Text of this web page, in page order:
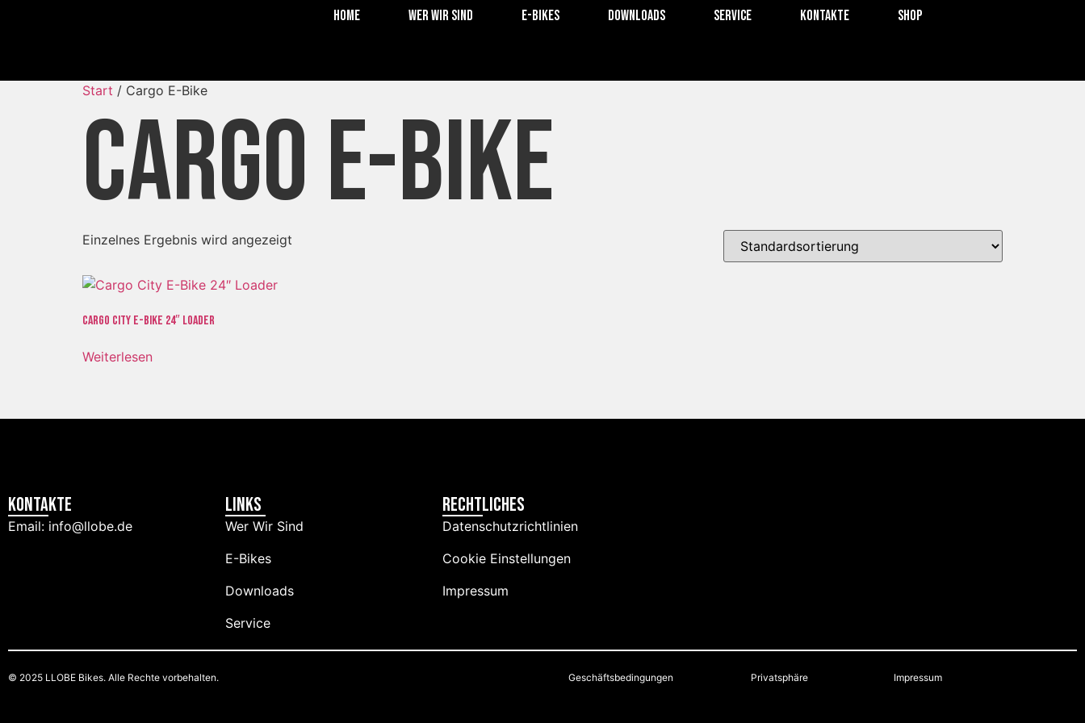
Home Wer wir sind E-Bikes Downloads Service Kontakte SHOP
Start / Cargo E-Bike
Cargo E-Bike
Einzelnes Ergebnis wird angezeigt
Cargo City E-Bike 24″ Loader
Weiterlesen
Kontakte
Email: info@llobe.de
Links
Wer Wir Sind
E-Bikes
Downloads
Service
RECHTLICHES
Datenschutzrichtlinien
Cookie Einstellungen
Impressum
© 2025 LLOBE Bikes. Alle Rechte vorbehalten. Geschäftsbedingungen Privatsphäre Impressum